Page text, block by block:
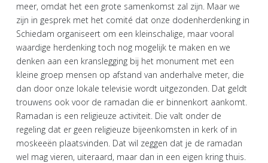
meer, omdat het een grote samenkomst zal zijn. Maar we
zijn in gesprek met het comité dat onze dodenherdenking in
Schiedam organiseert om een kleinschalige, maar vooral
waardige herdenking toch nog mogelijk te maken en we
denken aan een kranslegging bij het monument met een
kleine groep mensen op afstand van anderhalve meter, die
dan door onze lokale televisie wordt uitgezonden. Dat geldt
trouwens ook voor de ramadan die er binnenkort aankomt.
Ramadan is een religieuze activiteit. Die valt onder de
regeling dat er geen religieuze bijeenkomsten in kerk of in
moskeeën plaatsvinden. Dat wil zeggen dat je de ramadan
wel mag vieren, uiteraard, maar dan in een eigen kring thuis.